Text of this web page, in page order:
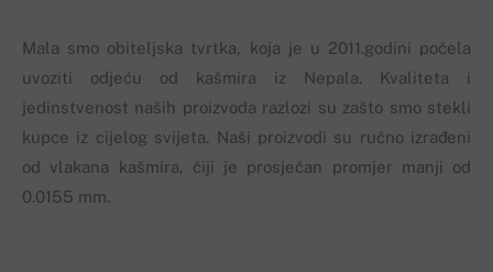
Mala smo obiteljska tvrtka, koja je u 2011.godini počela
uvoziti odjeću od kašmira iz Nepala. Kvaliteta i
jedinstvenost naših proizvoda razlozi su zašto smo stekli
kupce iz cijelog svijeta. Naši proizvodi su ručno izrađeni
od vlakana kašmira, čiji je prosječan promjer manji od
0.0155 mm.